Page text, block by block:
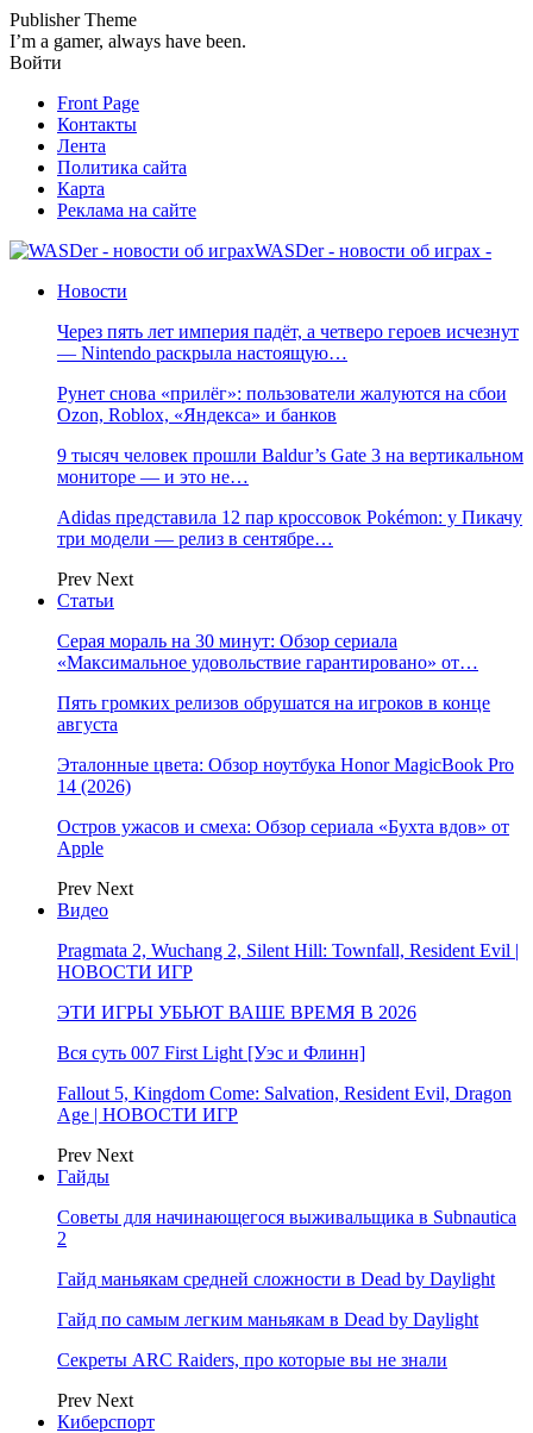
Publisher Theme
I’m a gamer, always have been.
Войти
Front Page
Контакты
Лента
Политика сайта
Карта
Реклама на сайте
WASDer - новости об играх -
Новости
Через пять лет империя падёт, а четверо героев исчезнут
— Nintendo раскрыла настоящую…
Рунет снова «прилёг»: пользователи жалуются на сбои
Ozon, Roblox, «Яндекса» и банков
9 тысяч человек прошли Baldur’s Gate 3 на вертикальном
мониторе — и это не…
Adidas представила 12 пар кроссовок Pokémon: у Пикачу
три модели — релиз в сентябре…
Prev Next
Статьи
Серая мораль на 30 минут: Обзор сериала
«Максимальное удовольствие гарантировано» от…
Пять громких релизов обрушатся на игроков в конце
августа
Эталонные цвета: Обзор ноутбука Honor MagicBook Pro
14 (2026)
Остров ужасов и смеха: Обзор сериала «Бухта вдов» от
Apple
Prev Next
Видео
Pragmata 2, Wuchang 2, Silent Hill: Townfall, Resident Evil |
НОВОСТИ ИГР
ЭТИ ИГРЫ УБЬЮТ ВАШЕ ВРЕМЯ В 2026
Вся суть 007 First Light [Уэс и Флинн]
Fallout 5, Kingdom Come: Salvation, Resident Evil, Dragon
Age | НОВОСТИ ИГР
Prev Next
Гайды
Советы для начинающегося выживальщика в Subnautica
2
Гайд маньякам средней сложности в Dead by Daylight
Гайд по самым легким маньякам в Dead by Daylight
Секреты ARC Raiders, про которые вы не знали
Prev Next
Киберспорт